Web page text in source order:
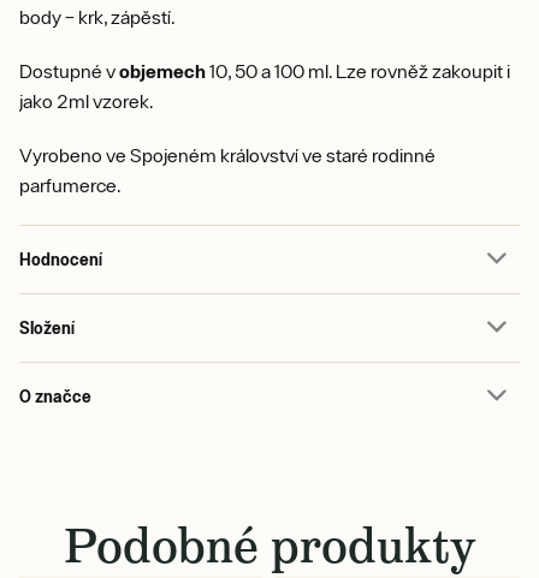
body – krk, zápěstí.
Dostupné vobjemech10, 50 a 100 ml. Lze rovněž zakoupit i
jako 2ml vzorek.
Vyrobeno ve Spojeném království ve staré rodinné
parfumerce.
Hodnocení
Složení
O značce
Podobné produkty